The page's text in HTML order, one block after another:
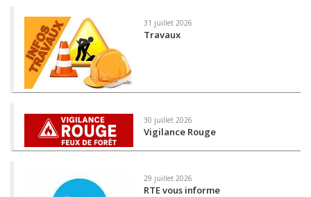
31 juillet 2026
Travaux
30 juillet 2026
Vigilance Rouge
29 juillet 2026
RTE vous informe